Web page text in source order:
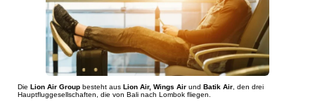
Die Lion Air Group besteht aus Lion Air, Wings Air und Batik Air, den drei
Hauptfluggesellschaften, die von Bali nach Lombok fliegen.